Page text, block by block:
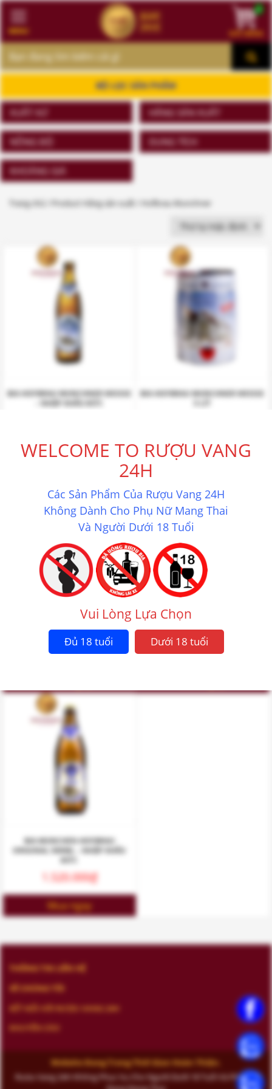
WELCOME TO RƯỢU VANG
24H
Các Sản Phẩm Của Rượu Vang 24H
Không Dành Cho Phụ Nữ Mang Thai
Và Người Dưới 18 Tuổi
Vui Lòng Lựa Chọn
Đủ 18 tuổi Dưới 18 tuổi
MENU
0
GIỎ HÀNG
MENU
BỘ LỌC SẢN PHẨM
XUẤT XỨ HÃNG SẢN XUẤT
NỒNG ĐỘ DUNG TÍCH
KHOẢNG GIÁ
Trang chủ / Product Hãng sản xuất / Hofbrau Munchner
BIA HOFBRAU MUNCHNER WEISSE
Mua ngay
BIA HOFBRAU MUNCHNER WEISSE
Mua ngay
BIA HOFBRAU ORIGINAL 5,1 ĐỘ –
1.250.000₫
BIA HOFBRAU SCHWARZE WEISSE
1.250.000₫
BIA MUNCHEN HOFBRAU
ORIGINAL 500ML – NHẬP KHẨU
1.520.000₫
Mua ngay
THÔNG TIN LIÊN HỆ
VỀ CHÚNG TÔI
KẾT NỐI VỚI RƯỢU VANG 24H
KHUYẾN CÁO
Website Đang Trong Thời Gian Hoàn Thiện.
Rượu Vang 24H Không Phục Vụ Cho Người Dưới 18 Tuổi Và Phụ Nữ